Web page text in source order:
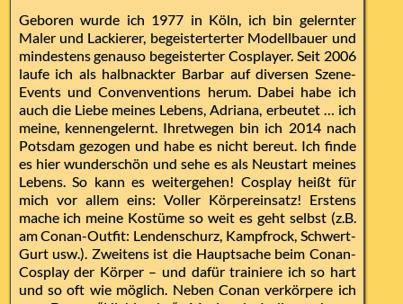
Geboren wurde ich 1977 in Köln, ich bin gelernter
Maler und Lackierer, begeisterterter Modellbauer und
mindestens genauso begeisterter Cosplayer. Seit 2006
laufe ich als halbnackter Barbar auf diversen Szene-
Events und Convenventions herum. Dabei habe ich
auch die Liebe meines Lebens, Adriana, erbeutet … ich
meine, kennengelernt. Ihretwegen bin ich 2014 nach
Potsdam gezogen und habe es nicht bereut. Ich finde
es hier wunderschön und sehe es als Neustart meines
Lebens. So kann es weitergehen! Cosplay heißt für
mich vor allem eins: Voller Körpereinsatz! Erstens
mache ich meine Kostüme so weit es geht selbst (z.B.
am Conan-Outfit: Lendenschurz, Kampfrock, Schwert-
Gurt usw.). Zweitens ist die Hauptsache beim Conan-
Cosplay der Körper – und dafür trainiere ich so hart
und so oft wie möglich. Neben Conan verkörpere ich